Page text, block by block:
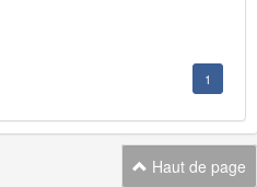
1
Haut de page